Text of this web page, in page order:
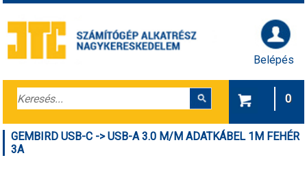
Belépés
0
GEMBIRD USB-C -> USB-A 3.0 M/M ADATKÁBEL 1M FEHÉR
3A